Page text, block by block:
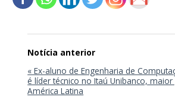
de
Post
« Ex-aluno de Engenharia de
é líder técnico no Itaú Unibanco,
América Latina